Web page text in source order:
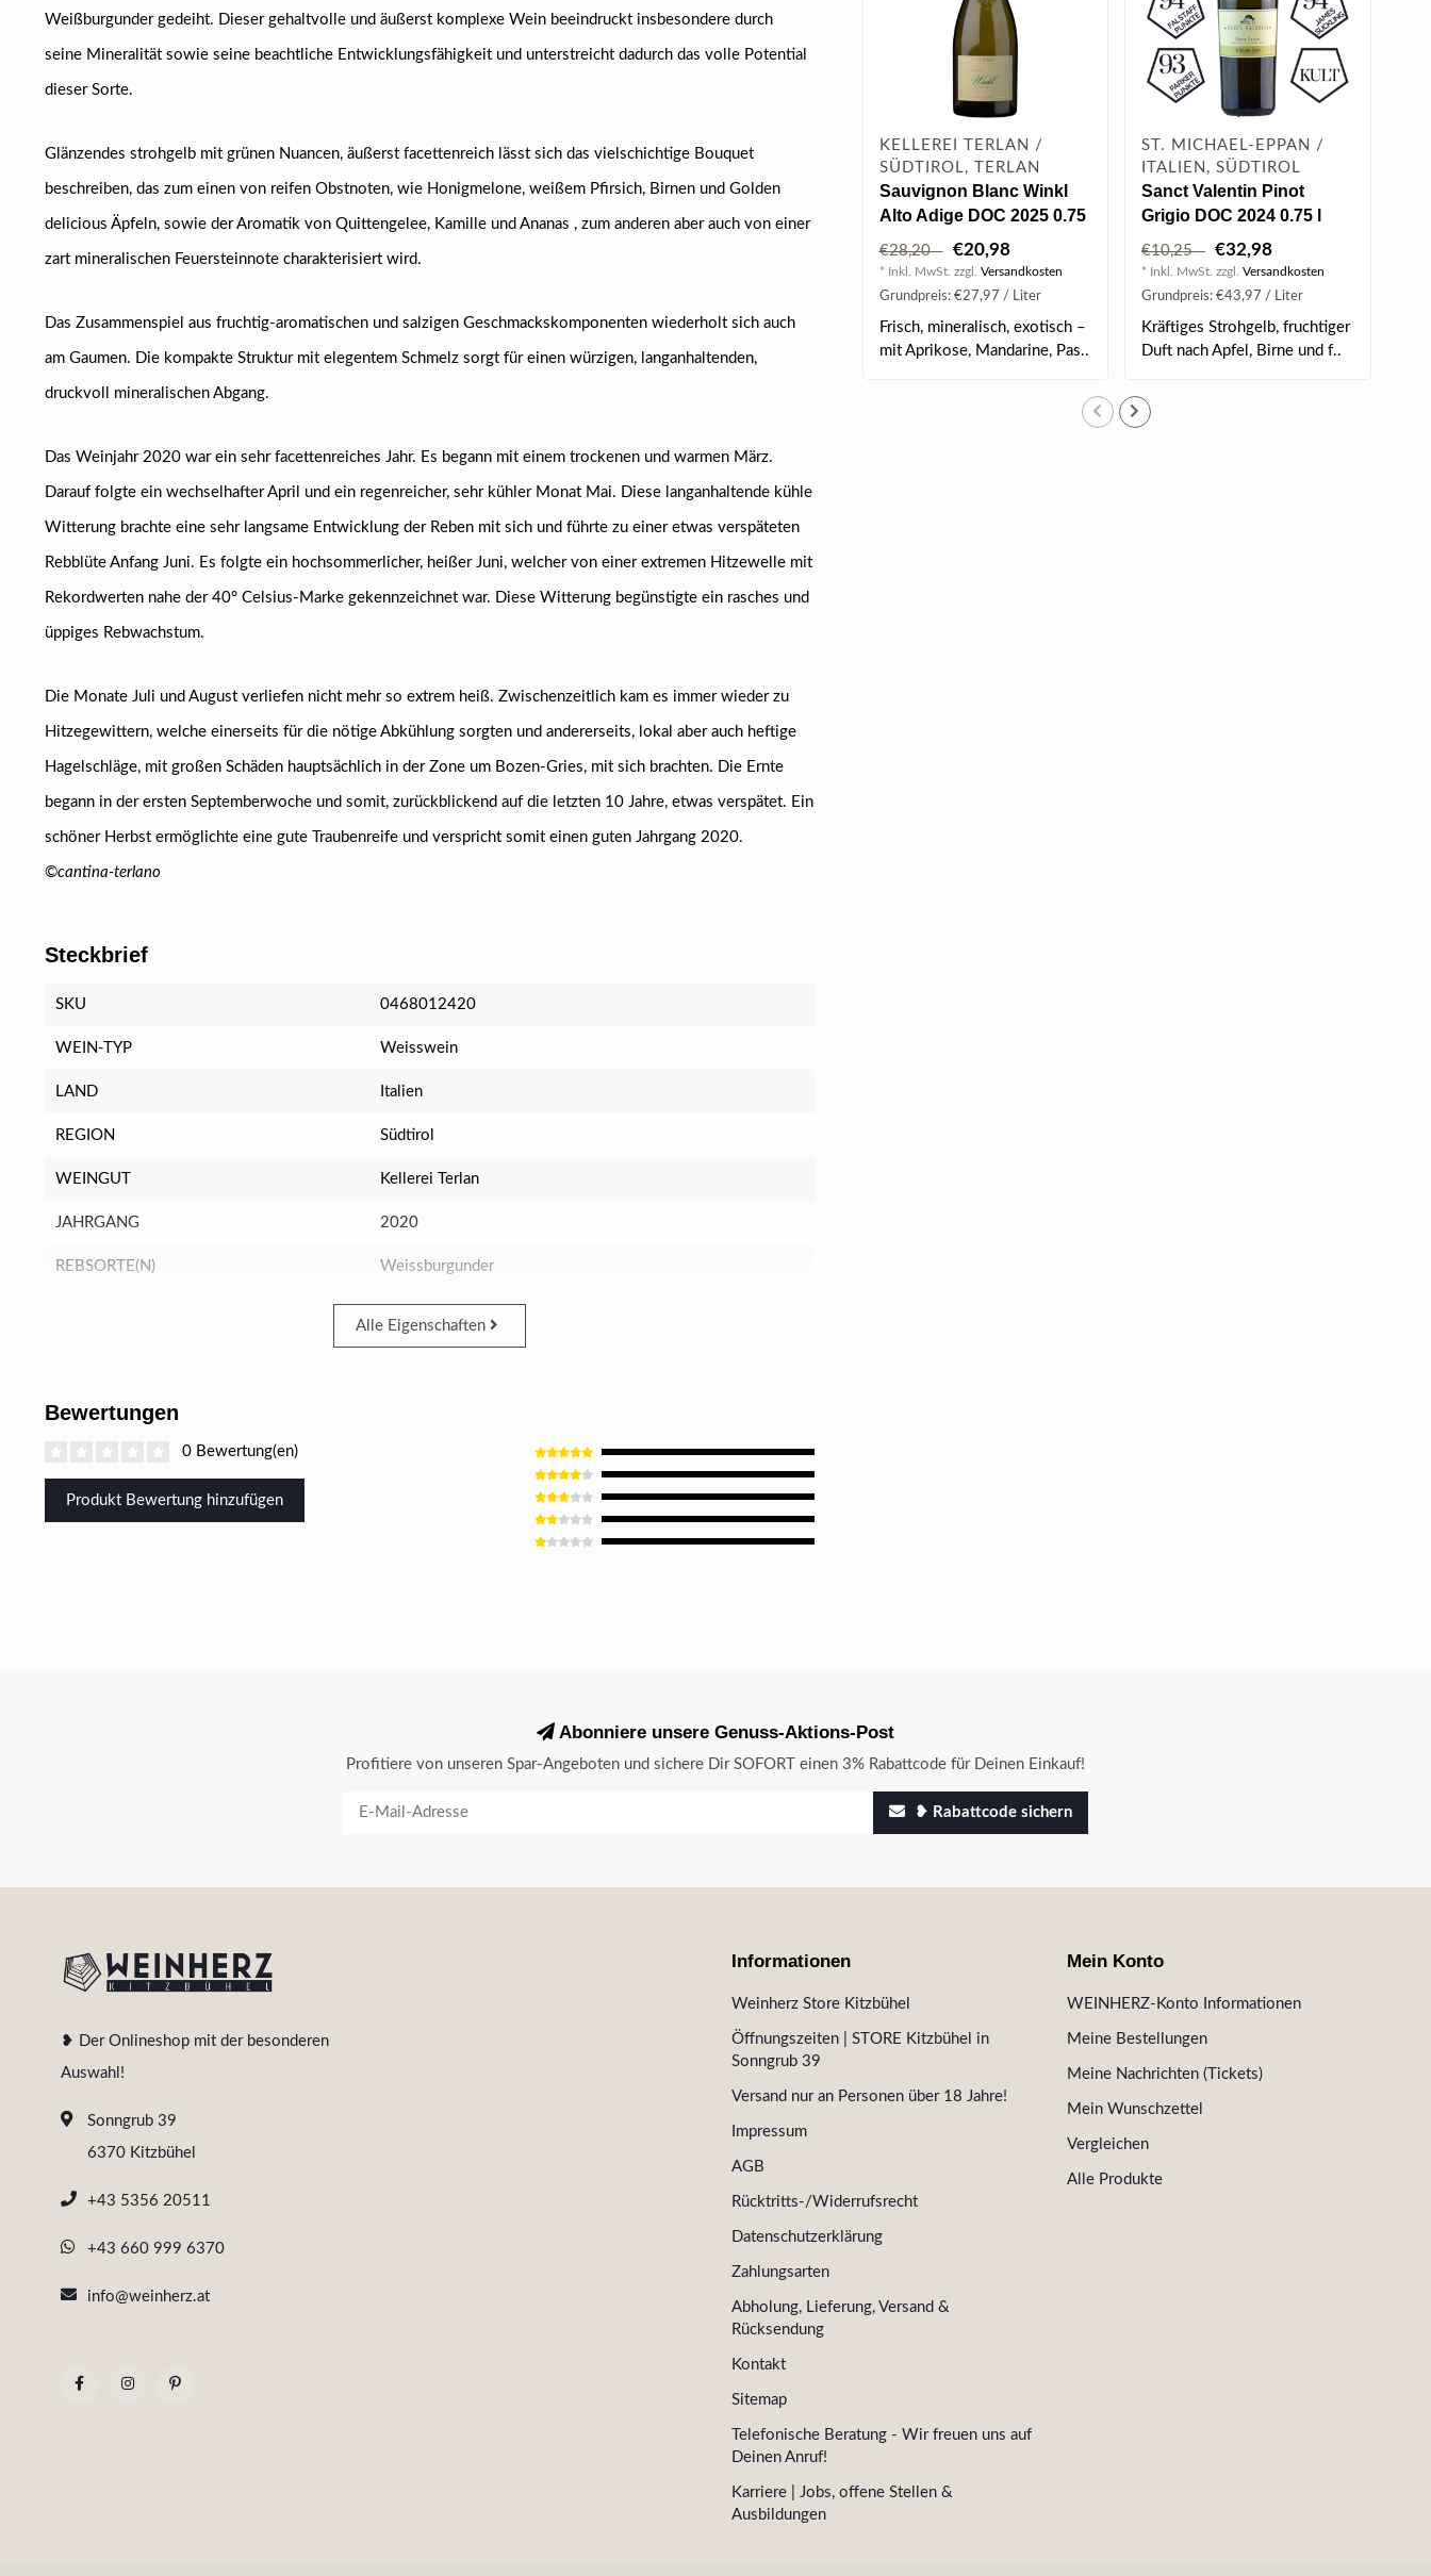
Weißburgunder gedeiht. Dieser gehaltvolle und äußerst komplexe Wein beeindruckt insbesondere durch
seine Mineralität sowie seine beachtliche Entwicklungsfähigkeit und unterstreicht dadurch das volle Potential
dieser Sorte.
Glänzendes strohgelb mit grünen Nuancen, äußerst facettenreich lässt sich das vielschichtige Bouquet
beschreiben, das zum einen von reifen Obstnoten, wie Honigmelone, weißem Pfirsich, Birnen und Golden
delicious Äpfeln, sowie der Aromatik von Quittengelee, Kamille und Ananas , zum anderen aber auch von einer
zart mineralischen Feuersteinnote charakterisiert wird.
Das Zusammenspiel aus fruchtig-aromatischen und salzigen Geschmackskomponenten wiederholt sich auch
am Gaumen. Die kompakte Struktur mit elegentem Schmelz sorgt für einen würzigen, langanhaltenden,
druckvoll mineralischen Abgang.
Das Weinjahr 2020 war ein sehr facettenreiches Jahr. Es begann mit einem trockenen und warmen März.
Darauf folgte ein wechselhafter April und ein regenreicher, sehr kühler Monat Mai. Diese langanhaltende kühle
Witterung brachte eine sehr langsame Entwicklung der Reben mit sich und führte zu einer etwas verspäteten
Rebblüte Anfang Juni. Es folgte ein hochsommerlicher, heißer Juni, welcher von einer extremen Hitzewelle mit
Rekordwerten nahe der 40° Celsius-Marke gekennzeichnet war. Diese Witterung begünstigte ein rasches und
üppiges Rebwachstum.
Die Monate Juli und August verliefen nicht mehr so extrem heiß. Zwischenzeitlich kam es immer wieder zu
Hitzegewittern, welche einerseits für die nötige Abkühlung sorgten und andererseits, lokal aber auch heftige
Hagelschläge, mit großen Schäden hauptsächlich in der Zone um Bozen-Gries, mit sich brachten. Die Ernte
begann in der ersten Septemberwoche und somit, zurückblickend auf die letzten 10 Jahre, etwas verspätet. Ein
schöner Herbst ermöglichte eine gute Traubenreife und verspricht somit einen guten Jahrgang 2020.
©cantina-terlano
Steckbrief
SKU 0468012420
WEIN-TYP Weisswein
LAND Italien
REGION Südtirol
WEINGUT Kellerei Terlan
JAHRGANG 2020
REBSORTE(N) Weissburgunder
Alle Eigenschaften
Bewertungen
0 Bewertung(en)
Produkt Bewertung hinzufügen
KELLEREI TERLAN /
SÜDTIROL, TERLAN
Sauvignon Blanc Winkl
Alto Adige DOC 2025 0.75
l
€28,20 €20,98
* Inkl. MwSt. zzgl. Versandkosten
Grundpreis: €27,97 / Liter
Frisch, mineralisch, exotisch –
mit Aprikose, Mandarine, Pas..
ST. MICHAEL-EPPAN /
ITALIEN, SÜDTIROL
Sanct Valentin Pinot
Grigio DOC 2024 0.75 l
€10,25 €32,98
* Inkl. MwSt. zzgl. Versandkosten
Grundpreis: €43,97 / Liter
Kräftiges Strohgelb, fruchtiger
Duft nach Apfel, Birne und f..
Abonniere unsere Genuss-Aktions-Post
Profitiere von unseren Spar-Angeboten und sichere Dir SOFORT einen 3% Rabattcode für Deinen Einkauf!
❥ Rabattcode sichern
❥ Der Onlineshop mit der besonderen
Auswahl!
Sonngrub 39
6370 Kitzbühel
+43 5356 20511
+43 660 999 6370
info@weinherz.at
Informationen
Weinherz Store Kitzbühel
Öffnungszeiten | STORE Kitzbühel in
Sonngrub 39
Versand nur an Personen über 18 Jahre!
Impressum
AGB
Rücktritts-/Widerrufsrecht
Datenschutzerklärung
Zahlungsarten
Abholung, Lieferung, Versand &
Rücksendung
Kontakt
Sitemap
Telefonische Beratung - Wir freuen uns auf
Deinen Anruf!
Karriere | Jobs, offene Stellen &
Ausbildungen
Mein Konto
WEINHERZ-Konto Informationen
Meine Bestellungen
Meine Nachrichten (Tickets)
Mein Wunschzettel
Vergleichen
Alle Produkte